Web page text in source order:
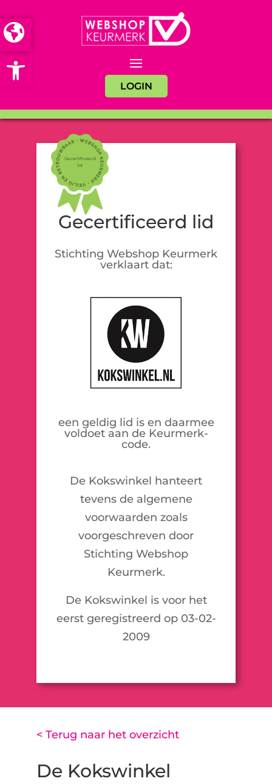
Open toolbar
LOGIN
Gecertificeerd
lid
Gecertificeerd lid
Stichting Webshop Keurmerk
verklaart dat:
een geldig lid is en daarmee
voldoet aan de Keurmerk-
code.
De Kokswinkel hanteert
tevens de algemene
voorwaarden zoals
voorgeschreven door
Stichting Webshop
Keurmerk.
De Kokswinkel is voor het
eerst geregistreerd op 03-02-
2009
< Terug naar het overzicht
De Kokswinkel